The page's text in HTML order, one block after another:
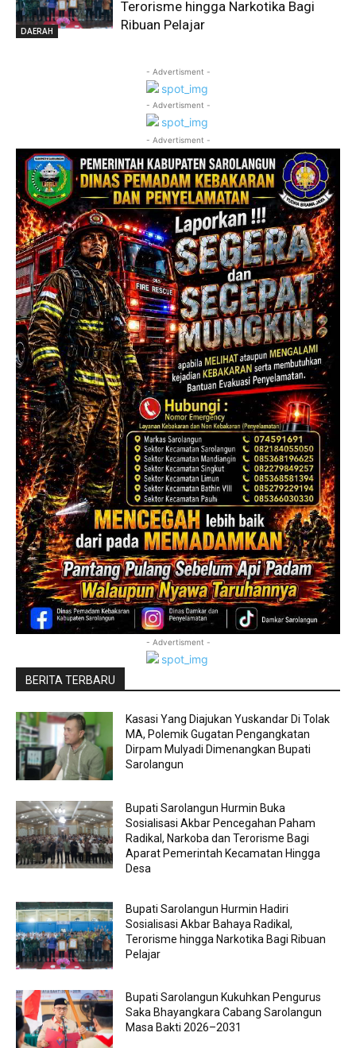
DAERAH
Terorisme hingga Narkotika Bagi
Ribuan Pelajar
- Advertisment -
- Advertisment -
- Advertisment -
- Advertisment -
BERITA TERBARU
Kasasi Yang Diajukan Yuskandar Di Tolak
MA, Polemik Gugatan Pengangkatan
Dirpam Mulyadi Dimenangkan Bupati
Sarolangun
Bupati Sarolangun Hurmin Buka
Sosialisasi Akbar Pencegahan Paham
Radikal, Narkoba dan Terorisme Bagi
Aparat Pemerintah Kecamatan Hingga
Desa
Bupati Sarolangun Hurmin Hadiri
Sosialisasi Akbar Bahaya Radikal,
Terorisme hingga Narkotika Bagi Ribuan
Pelajar
Bupati Sarolangun Kukuhkan Pengurus
Saka Bhayangkara Cabang Sarolangun
Masa Bakti 2026–2031